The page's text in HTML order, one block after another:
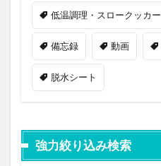
低温調理・スロークッカー
備忘録 動画
脱水シート
強力絞り込み検索